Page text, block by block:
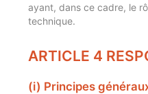
ayant, dans ce cadre, le
technique.
ARTICLE 4
(i) Principes